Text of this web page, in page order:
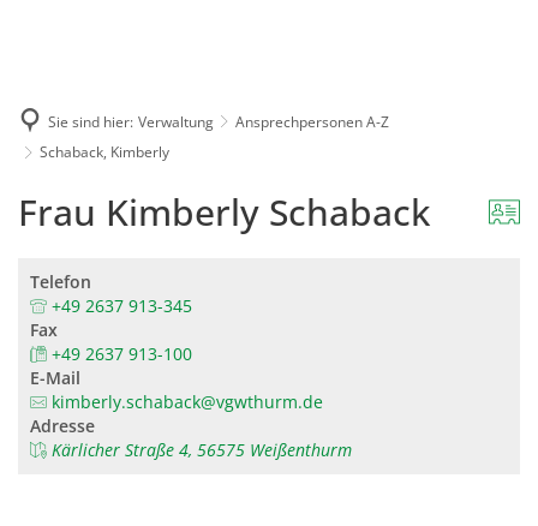
Sie sind hier: Verwaltung
Ansprechpersonen A-Z
Schaback, Kimberly
Frau Kimberly Schaback
Telefon
+49 2637 913-345
Fax
+49 2637 913-100
E-Mail
kimberly.schaback@vgwthurm.de
Adresse
Kärlicher Straße 4, 56575 Weißenthurm